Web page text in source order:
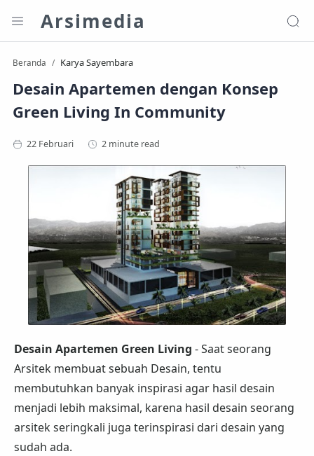
Arsimedia
Beranda Karya Sayembara
Desain Apartemen dengan Konsep
Green Living In Community
2 minute read
Desain Apartemen Green Living - Saat seorang
Arsitek membuat sebuah Desain, tentu
membutuhkan banyak inspirasi agar hasil desain
menjadi lebih maksimal, karena hasil desain seorang
arsitek seringkali juga terinspirasi dari desain yang
sudah ada.